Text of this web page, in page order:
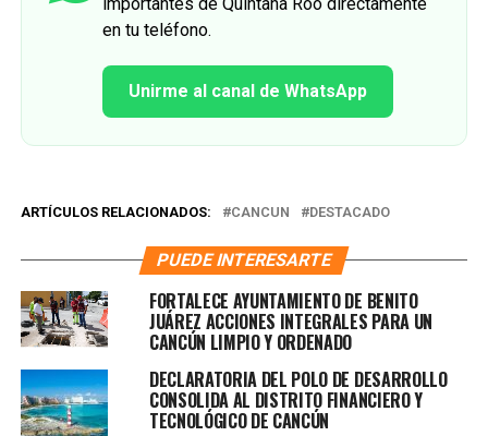
en tu teléfono.
Unirme al canal de WhatsApp
ARTÍCULOS RELACIONADOS: CANCUN DESTACADO
PUEDE INTERESARTE
FORTALECE AYUNTAMIENTO DE BENITO
JUÁREZ ACCIONES INTEGRALES PARA UN
CANCÚN LIMPIO Y ORDENADO
DECLARATORIA DEL POLO DE DESARROLLO
CONSOLIDA AL DISTRITO FINANCIERO Y
TECNOLÓGICO DE CANCÚN